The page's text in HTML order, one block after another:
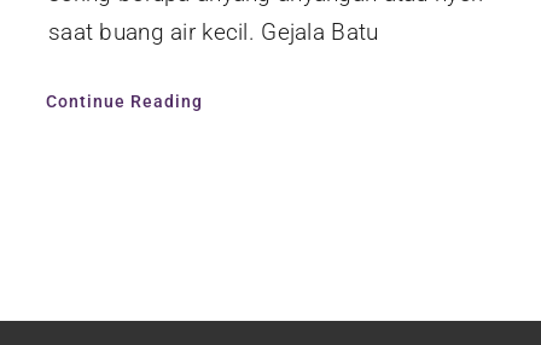
saat buang air kecil. Gejala Batu
Continue Reading